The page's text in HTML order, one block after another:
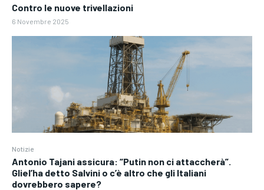
Contro le nuove trivellazioni
6 Novembre 2025
Notizie
Antonio Tajani assicura: “Putin non ci attaccherà”.
Gliel’ha detto Salvini o c’è altro che gli Italiani
dovrebbero sapere?